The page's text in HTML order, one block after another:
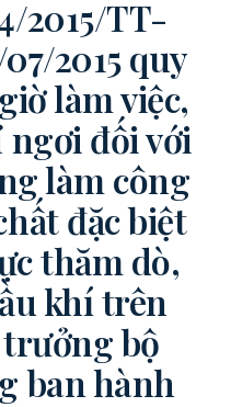
2015/TT-
2015 quy
làm việc,
đối với
làm công
đặc biệt
thăm dò,
khí trên
bộ
ban hành